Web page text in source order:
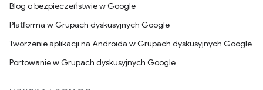
Blog o bezpieczeństwie w Google
Platforma w Grupach dyskusyjnych Google
Tworzenie aplikacji na Androida w Grupach dyskusyjnych Google
Portowanie w Grupach dyskusyjnych Google